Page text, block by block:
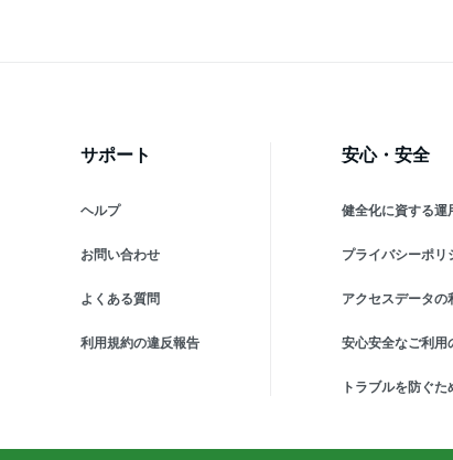
サポート
ヘルプ
お問い合わせ
よくある質問
利用規約の違反報告
安心・安全
健全化に資する運
プライバシーポリ
アクセスデータの
安心安全なご利用
トラブルを防ぐた